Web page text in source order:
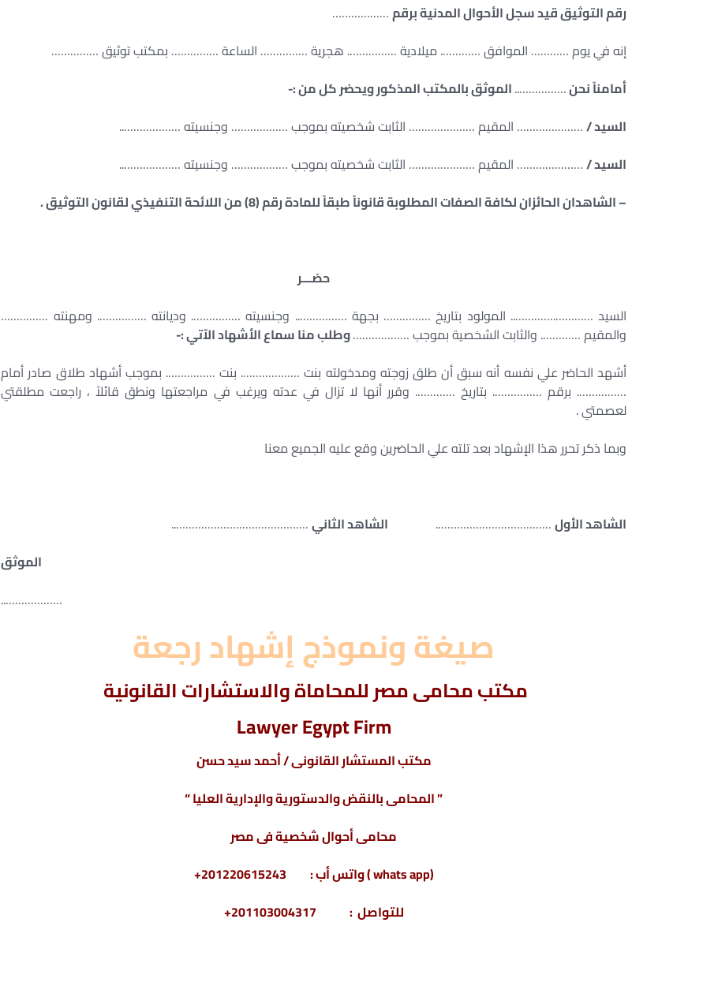
رقم التوثيق قيد سجل الأحوال المدنية برقم………………
إنه في يوم ………… الموافق …………. ميلادية ……………. هجرية …………… الساعة …………… بمكتب توثيق ……………
أمامناً نحن……………..الموثق بالمكتب المذكور ويحضر كل من :-
السيد /………………… المقيم ………………… الثابت شخصيته بموجب ……………… وجنسيته ………………..
السيد /………………… المقيم ………………… الثابت شخصيته بموجب ……………… وجنسيته ………………..
– الشاهدان الحائزان لكافة الصفات المطلوبة قانوناً طبقاً للمادة رقم (8) من اللائحة التنفيذي لقانون التوثيق .
حضـــر
السيد ………….………….. المولود بتاريخ …………… بجهة …………….. وجنسيته ……………. وديانته ……………. ومهنته ……………
والمقيم …………. والثابت الشخصية بموجب ………………وطلب منا سماع الأشهاد الآتي :-
أشهد الحاضر علي نفسه أنه سبق أن طلق زوجته ومدخولته بنت ………………. بنت ……………. بموجب أشهاد طلاق صادر أمام
……………. برقم ……………. بتاريخ …………. وقرر أنها لا تزال في عدته ويرغب في مراجعتها ونطق قائلاً ، راجعت مطلقتي
لعصمتي .
وبما ذكر تحرر هذا الإشهاد بعد تلته علي الحاضرين وقع عليه الجميع معنا
الشاهد الأول………………………………. الشاهد الثاني……………………………………..
الموثق
………………..
صيغة ونموذج إشهاد رجعة
مكتب محامى مصر للمحاماة والاستشارات القانونية
Lawyer Egypt Firm
مكتب المستشار القانونى / أحمد سيد حسن
” المحامى بالنقض والدستورية والإدارية العليا “
محامى أحوال شخصية فى مصر
(whats app ) واتس أب : 201220615243+
للتواصل : 201103004317+